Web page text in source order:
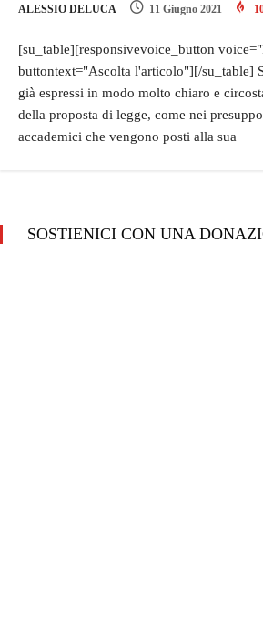
ALESSIO DELUCA 11 Giugno 2021
[su_table][responsivevoice_button
buttontext="Ascolta l'articolo"][/su_table]
già espressi in modo molto chiaro e
della proposta di legge, come nei
accademici che vengono posti alla sua
SOSTIENICI CON UNA